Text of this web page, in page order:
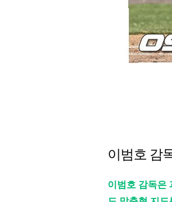
이범호 감
이범호 감독은